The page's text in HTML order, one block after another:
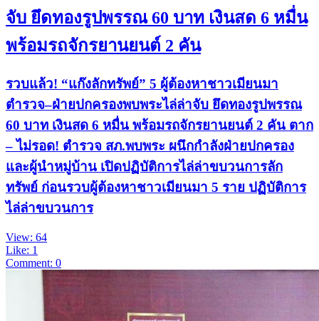
จับ ยึดทองรูปพรรณ 60 บาท เงินสด 6 หมื่น
พร้อมรถจักรยานยนต์ 2 คัน
รวบแล้ว! “แก๊งลักทรัพย์” 5 ผู้ต้องหาชาวเมียนมา
ตำรวจ–ฝ่ายปกครองพบพระไล่ล่าจับ ยึดทองรูปพรรณ
60 บาท เงินสด 6 หมื่น พร้อมรถจักรยานยนต์ 2 คัน ตาก
– ไม่รอด! ตำรวจ สภ.พบพระ ผนึกกำลังฝ่ายปกครอง
และผู้นำหมู่บ้าน เปิดปฏิบัติการไล่ล่าขบวนการลัก
ทรัพย์ ก่อนรวบผู้ต้องหาชาวเมียนมา 5 ราย ปฏิบัติการ
ไล่ล่าขบวนการ
View: 64
Like: 1
Comment: 0